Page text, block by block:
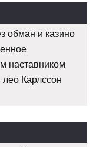
обман и казино
наставником
лео Карлссон